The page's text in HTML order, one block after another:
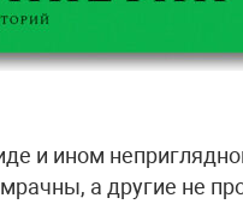
и ином
а другие не